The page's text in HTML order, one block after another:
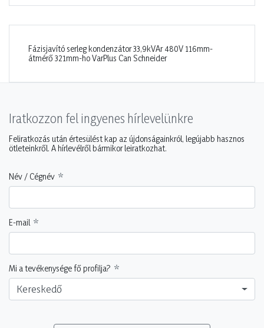
Fázisjavító serleg kondenzátor 33,9kVAr 480V 116mm-
átmérő 321mm-ho VarPlus Can Schneider
Iratkozzon fel ingyenes hírlevelünkre
Feliratkozás után értesülést kap az újdonságainkról, legújabb hasznos
ötleteinkről. A hírlevélről bármikor leiratkozhat.
Név / Cégnév
E-mail
Mi a tevékenysége fő profilja?
Kereskedő